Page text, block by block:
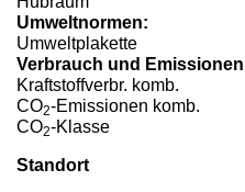
Umweltnormen:
Umweltplakette
Verbrauch und
Kraftstoffverbr. komb.
CO2-Emissionen komb.
CO2-Klasse
Standort